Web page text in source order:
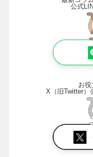
公式
お役
X（旧Twitter）